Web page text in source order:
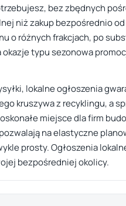
bez zbędnych
niż zakup bezpośrednio
o różnych frakcjach, po
typu sezonowa
lokalne ogłoszenia
kruszywa z recyklingu, a
miejsce dla firm
na elastyczne
prosty. Ogłoszenia
bezpośredniej okolicy.